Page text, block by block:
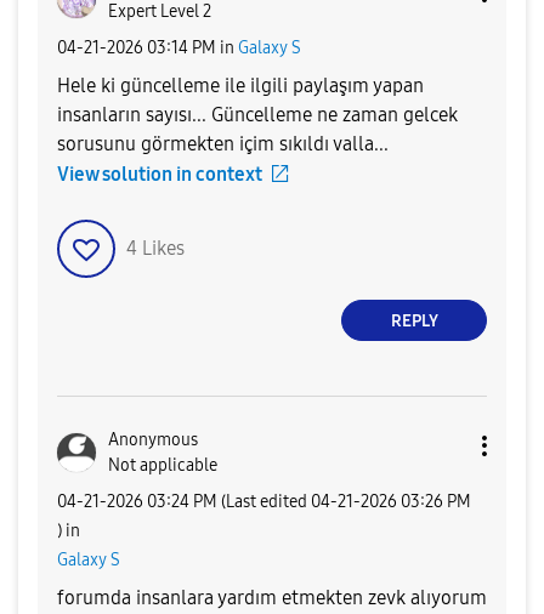
Expert Level 2
‎04-21-2026 03:14 PM in Galaxy S
Hele ki güncelleme ile ilgili paylaşım yapan
insanların sayısı... Güncelleme ne zaman gelcek
sorusunu görmekten içim sıkıldı valla...
View solution in context
4 Likes
REPLY
Anonymous
Not applicable
‎04-21-2026 03:24 PM (Last edited ‎04-21-2026 03:26 PM
) in
Galaxy S
forumda insanlara yardım etmekten zevk alıyorum